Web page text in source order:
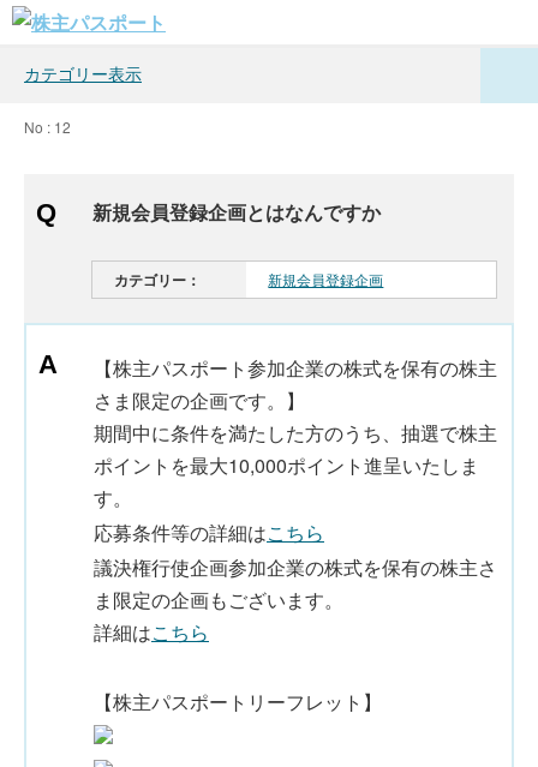
カテゴリー表示
No : 12
新規会員登録企画とはなんですか
カテゴリー： 新規会員登録企画
【株主パスポート参加企業の株式を保有の株主
さま限定の企画です。】
期間中に条件を満たした方のうち、抽選で株主
ポイントを最大10,000ポイント進呈いたしま
す。
応募条件等の詳細はこちら
議決権行使企画参加企業の株式を保有の株主さ
ま限定の企画もございます。
詳細はこちら
【株主パスポートリーフレット】